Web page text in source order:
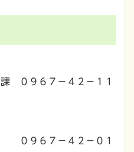
０９６７－４２－１１
６７－４２－０１